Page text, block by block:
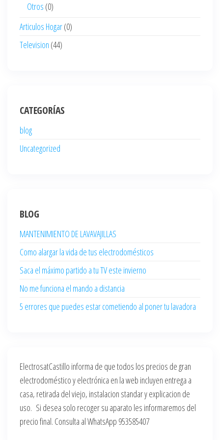
Otros (0)
Articulos Hogar(0)
Television (44)
CATEGORÍAS
blog
Uncategorized
BLOG
MANTENIMIENTO DE LAVAVAJILLAS
Como alargar la vida de tus electrodomésticos
Saca el máximo partido a tu TV este invierno
No me funciona el mando a distancia
5 errores que puedes estar cometiendo al poner tu lavadora
ElectrosatCastillo informa de que todos los precios de gran
electrodoméstico y electrónica en la web incluyen entrega a
casa, retirada del viejo, instalacion standar y explicacion de
uso. Si desea solo recoger su aparato les informaremos del
precio final. Consulta al WhatsApp 953585407